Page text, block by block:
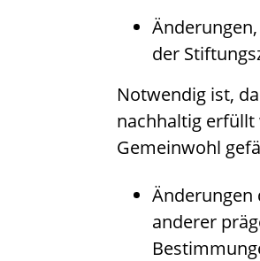
der
Notwendig ist,
nachhaltig erfüllt
Gemeinwohl
Änderungen
anderer